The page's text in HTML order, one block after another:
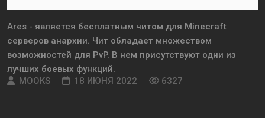
Ares - является бесплатным читом для Minecraft
серверов анархии. Чит обладает множеством
возможностей для PvP. В нем присутствуют одни из
лучших боевых функций.
MOOKS
18 ИЮНЯ 2022 6327